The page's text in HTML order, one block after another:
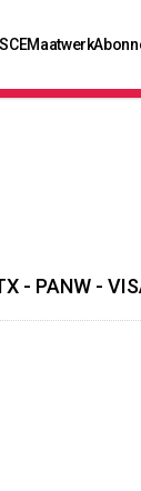
Maatwerk
- PANW -